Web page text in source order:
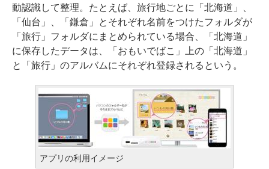
動認識して整理。たとえば、旅行地ごとに「北海道」、
「仙台」、「鎌倉」とそれぞれ名前をつけたフォルダが
「旅行」フォルダにまとめられている場合、「北海道」
に保存したデータは、「おもいでばこ」上の「北海道」
と「旅行」のアルバムにそれぞれ登録されるという。
アプリの利用イメージ